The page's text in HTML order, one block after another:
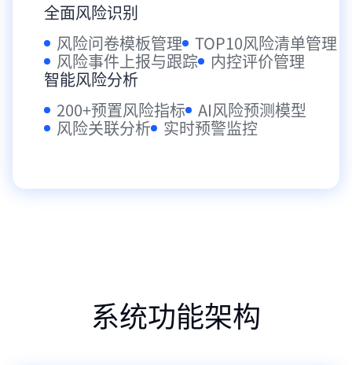
全面风险识别
风险问卷模板管理 TOP10风险清单管理
风险事件上报与跟踪 内控评价管理
智能风险分析
200+预置风险指标 AI风险预测模型
风险关联分析 实时预警监控
系统功能架构